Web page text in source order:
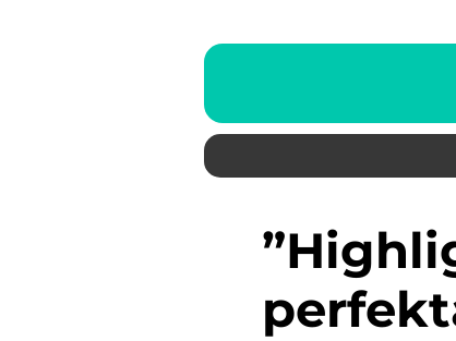
”Highlighter borste” – Den